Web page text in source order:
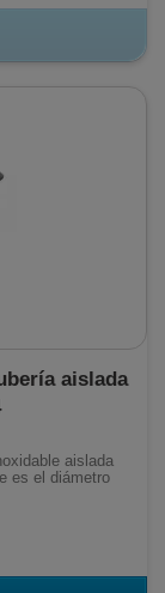
aislada
aislada
es el diámetro